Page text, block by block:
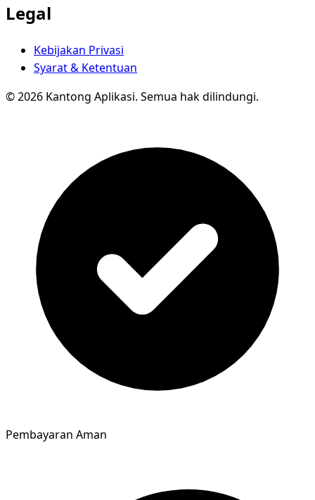
Legal
Kebijakan Privasi
Syarat & Ketentuan
© 2026 Kantong Aplikasi. Semua hak dilindungi.
Pembayaran Aman